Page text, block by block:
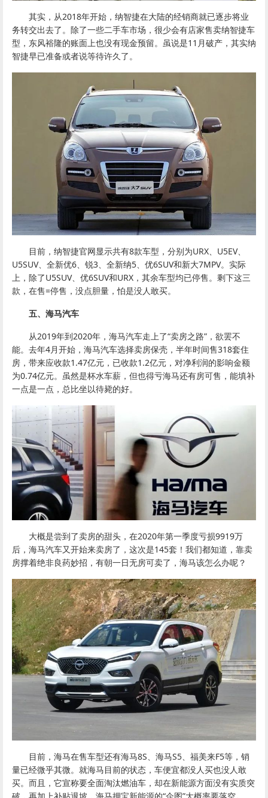
其实，从2018年开始，纳智捷在大陆的经销商就已逐步将业
务转交出去了。除了一些二手车市场，很少会有店家售卖纳智捷车
型，东风裕隆的账面上也没有现金预留。虽说是11月破产，其实纳
智捷早已准备或者说等待许久了。
目前，纳智捷官网显示共有8款车型，分别为URX、U5EV、
U5SUV、全新优6、锐3、全新纳5、优6SUV和新大7MPV。实际
上，除了U5SUV、优6SUV和URX，其余车型均已停售。剩下这三
款，在售=停售，没点胆量，怕是没人敢买。
五、海马汽车
从2019年到2020年，海马汽车走上了“卖房之路”，欲罢不
能。去年4月开始，海马汽车选择卖房保壳，半年时间售318套住
房，带来应收款1.47亿元，已收款1.2亿元，对净利润的影响金额
为0.74亿元。虽然是杯水车薪，但也得亏海马还有房可售，能填补
一点是一点，总比坐以待毙的好。
大概是尝到了卖房的甜头，在2020年第一季度亏损9919万
后，海马汽车又开始来卖房了，这次是145套！我们都知道，靠卖
房撑着绝非良药妙招，有朝一日无房可卖了，海马该怎么办呢？
目前，海马在售车型还有海马8S、海马S5、福美来F5等，销
量已经微乎其微。就海马目前的状态，车便宜都没人买也没人敢
买。而且，它宣称要全面淘汰燃油车，却在新能源方面没有实质突
破，再加上补贴退坡，海马押宝新能源的“企图”大概率要落空。